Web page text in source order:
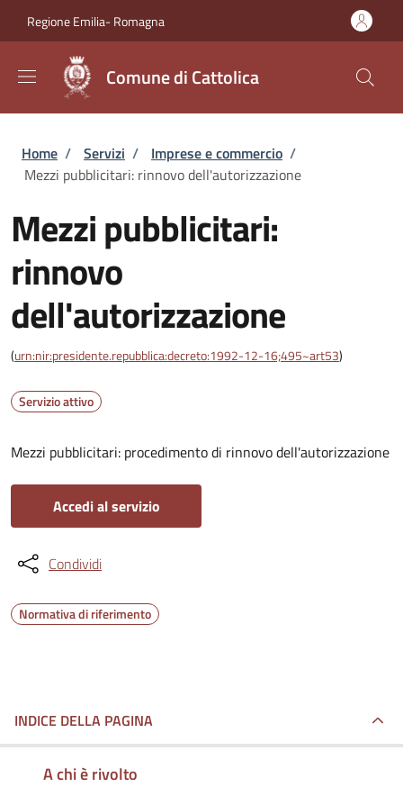
Regione Emilia- Romagna
Comune di Cattolica
Briciole di pane
Home / Servizi / Imprese e commercio /
Mezzi pubblicitari: rinnovo dell'autorizzazione
Mezzi pubblicitari:
rinnovo
dell'autorizzazione
(urn:nir:presidente.repubblica:decreto:1992-12-16;495~art53)
Servizio attivo
Mezzi pubblicitari: procedimento di rinnovo dell'autorizzazione
Accedi al servizio
Condividi
Normativa di riferimento
INDICE DELLA PAGINA
A chi è rivolto